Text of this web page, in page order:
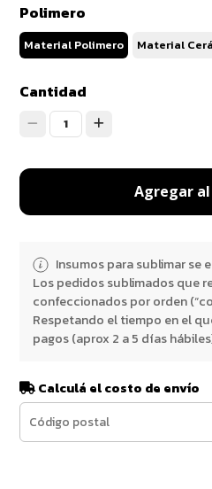
Polimero
Material Polimero Material
Cantidad
1
Agregar
Insumos para sublimar se
Los pedidos sublimados que
confeccionados por orden
Respetando el tiempo en el
pagos (aprox 2 a 5 días
Calculá el costo de envío